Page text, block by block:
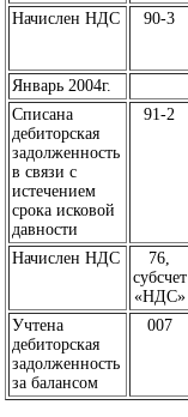
Начислен НДС 90-3
Январь 2004г.
Списана
дебиторская
задолженность
в связи с
истечением
срока исковой
давности
91-2
Начислен НДС
76,
субсчет
«НДС»
Учтена
дебиторская
задолженность
за балансом
007